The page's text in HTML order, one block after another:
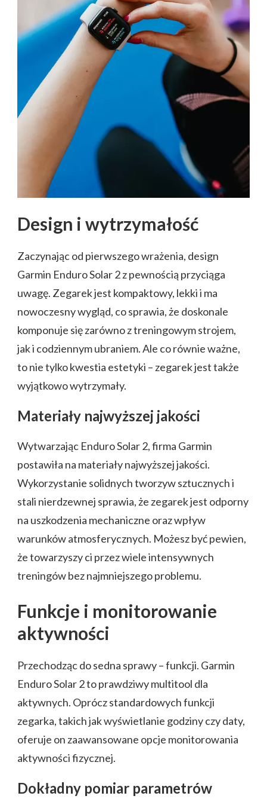
Design i wytrzymałość
Zaczynając od pierwszego wrażenia, design
Garmin Enduro Solar 2 z pewnością przyciąga
uwagę. Zegarek jest kompaktowy, lekki i ma
nowoczesny wygląd, co sprawia, że doskonale
komponuje się zarówno z treningowym strojem,
jak i codziennym ubraniem. Ale co równie ważne,
to nie tylko kwestia estetyki – zegarek jest także
wyjątkowo wytrzymały.
Materiały najwyższej jakości
Wytwarzając Enduro Solar 2, firma Garmin
postawiła na materiały najwyższej jakości.
Wykorzystanie solidnych tworzyw sztucznych i
stali nierdzewnej sprawia, że zegarek jest odporny
na uszkodzenia mechaniczne oraz wpływ
warunków atmosferycznych. Możesz być pewien,
że towarzyszy ci przez wiele intensywnych
treningów bez najmniejszego problemu.
Funkcje i monitorowanie
aktywności
Przechodząc do sedna sprawy – funkcji. Garmin
Enduro Solar 2 to prawdziwy multitool dla
aktywnych. Oprócz standardowych funkcji
zegarka, takich jak wyświetlanie godziny czy daty,
oferuje on zaawansowane opcje monitorowania
aktywności fizycznej.
Dokładny pomiar parametrów